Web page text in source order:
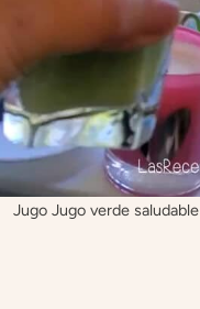
Jugo Jugo verde saludable